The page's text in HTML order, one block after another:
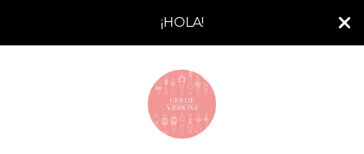
¡HOLA!